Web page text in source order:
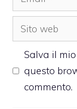
Sito
web
Salva il
questo
commento.